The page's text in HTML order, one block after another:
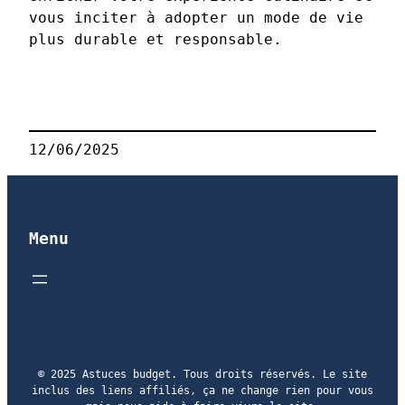
vous inciter à adopter un mode de vie
plus durable et responsable.
12/06/2025
Menu
© 2025 Astuces budget. Tous droits réservés. Le site
inclus des liens affiliés, ça ne change rien pour vous